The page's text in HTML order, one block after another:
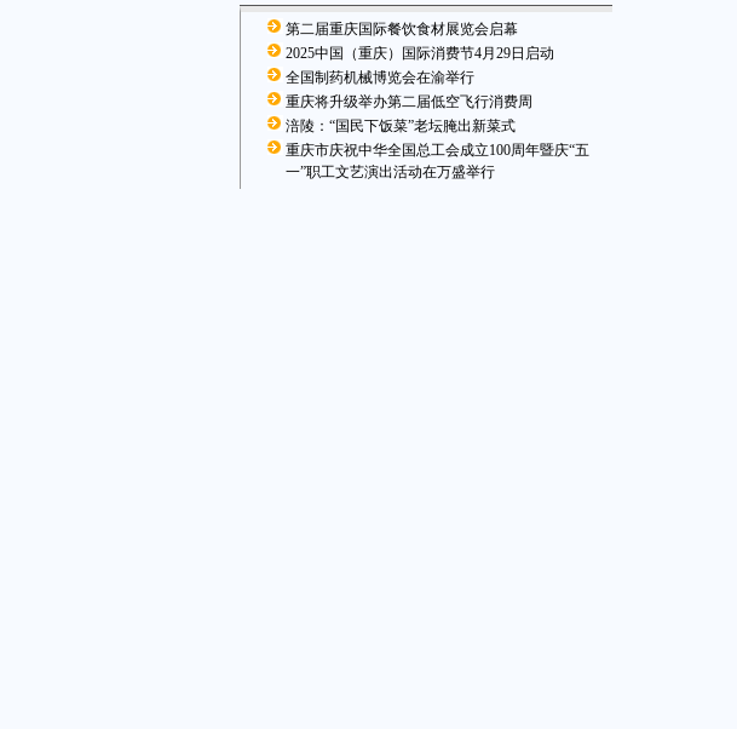
第二届重庆国际餐饮食材展览会启幕
2025中国（重庆）国际消费节4月29日启动
全国制药机械博览会在渝举行
重庆将升级举办第二届低空飞行消费周
涪陵：“国民下饭菜”老坛腌出新菜式
重庆市庆祝中华全国总工会成立100周年暨庆“五
一”职工文艺演出活动在万盛举行